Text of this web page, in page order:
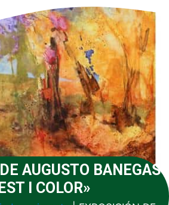
AUGUSTO BANEGAS
I COLOR»